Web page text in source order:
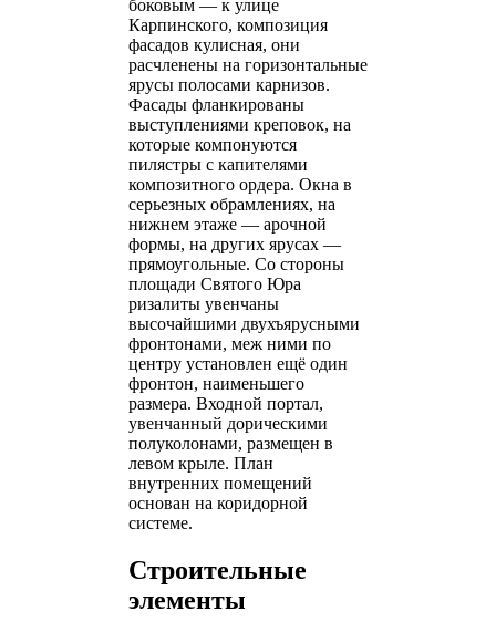
боковым — к улице
Карпинского, композиция
фасадов кулисная, они
расчленены на горизонтальные
ярусы полосами карнизов.
Фасады фланкированы
выступлениями креповок, на
которые компонуются
пилястры с капителями
композитного ордера. Окна в
серьезных обрамлениях, на
нижнем этаже — арочной
формы, на других ярусах —
прямоугольные. Со стороны
площади Святого Юра
ризалиты увенчаны
высочайшими двухъярусными
фронтонами, меж ними по
центру установлен ещё один
фронтон, наименьшего
размера. Входной портал,
увенчанный дорическими
полуколонами, размещен в
левом крыле. План
внутренних помещений
основан на коридорной
системе.
Строительные
элементы